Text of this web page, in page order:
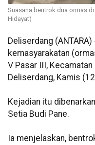
Suasana bentrok dua ormas
Hidayat)
Deliserdang
kemasyarakatan
V Pasar III,
Deliserdang, Kamis
Kejadian itu
Setia Budi Pane.
Ia menjelaskan,